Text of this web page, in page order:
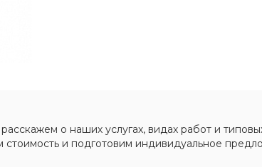
о наших услугах, видах работ и
стоимость и подготовим индивидуальное